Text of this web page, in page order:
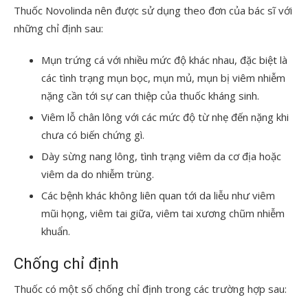
Thuốc Novolinda nên được sử dụng theo đơn của bác sĩ với
những chỉ định sau:
Mụn trứng cá với nhiều mức độ khác nhau, đặc biệt là
các tình trạng mụn bọc, mụn mủ, mụn bị viêm nhiễm
nặng cần tới sự can thiệp của thuốc kháng sinh.
Viêm lỗ chân lông với các mức độ từ nhẹ đến nặng khi
chưa có biến chứng gì.
Dày sừng nang lông, tình trạng viêm da cơ địa hoặc
viêm da do nhiễm trùng.
Các bệnh khác không liên quan tới da liễu như viêm
mũi họng, viêm tai giữa, viêm tai xương chũm nhiễm
khuẩn.
Chống chỉ định
Thuốc có một số chống chỉ định trong các trường hợp sau: